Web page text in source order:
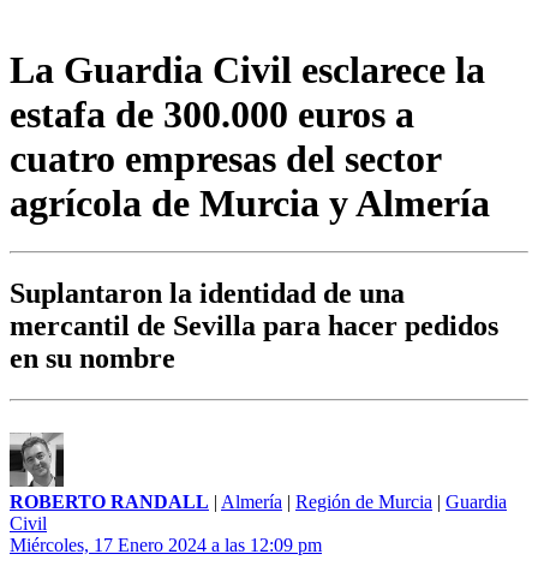
La Guardia Civil esclarece la
estafa de 300.000 euros a
cuatro empresas del sector
agrícola de Murcia y Almería
Suplantaron la identidad de una
mercantil de Sevilla para hacer pedidos
en su nombre
ROBERTO RANDALL | Almería | Región de Murcia | Guardia
Civil
Miércoles, 17 Enero 2024 a las 12:09 pm